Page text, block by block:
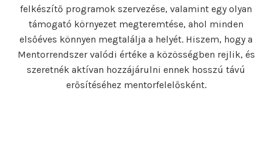
felkészítő programok szervezése, valamint egy olyan
támogató környezet megteremtése, ahol minden
elsőéves könnyen megtalálja a helyét. Hiszem, hogy a
Mentorrendszer valódi értéke a közösségben rejlik, és
szeretnék aktívan hozzájárulni ennek hosszú távú
erősítéséhez mentorfelelősként.